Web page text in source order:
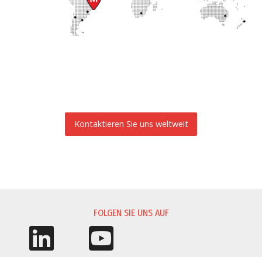
Kontaktieren Sie uns weltweit
FOLGEN SIE UNS AUF